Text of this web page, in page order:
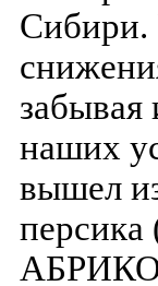
Сибири.
забывая
наших
вышел